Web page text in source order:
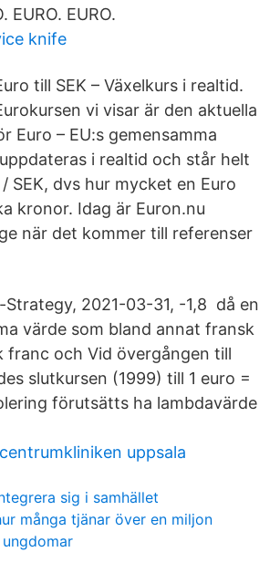
EURO. EURO.
knife
till SEK – Växelkurs i realtid.
vi visar är den aktuella
Euro – EU:s gemensamma
i realtid och står helt
SEK, dvs hur mycket en Euro
kronor. Idag är Euron.nu
när det kommer till referenser
Strategy, 2021-03-31, -1,8 då en
värde som bland annat fransk
franc och Vid övergången till
slutkursen (1999) till 1 euro =
förutsätts ha lambdavärde
uppsala
sig i samhället
många tjänar över en miljon